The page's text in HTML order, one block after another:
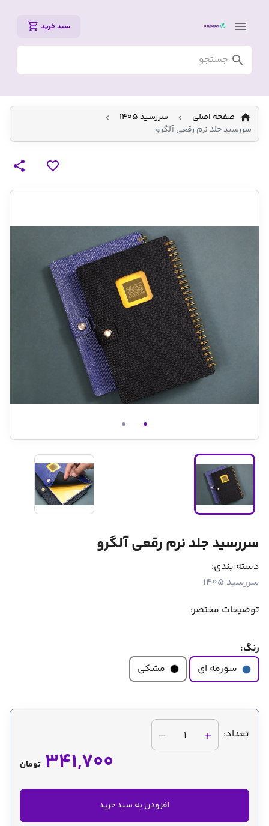
سبد خرید
صفحه اصلی
سررسید 1405
سررسید جلد نرم رقعی آلگرو
سررسید جلد نرم رقعی آلگرو
دسته بندی:
سررسید 1405
توضیحات مختصر:
رنگ:
سورمه ای
مشکی
تعداد: 1
341,700 تومان
افزودن به سبد خرید